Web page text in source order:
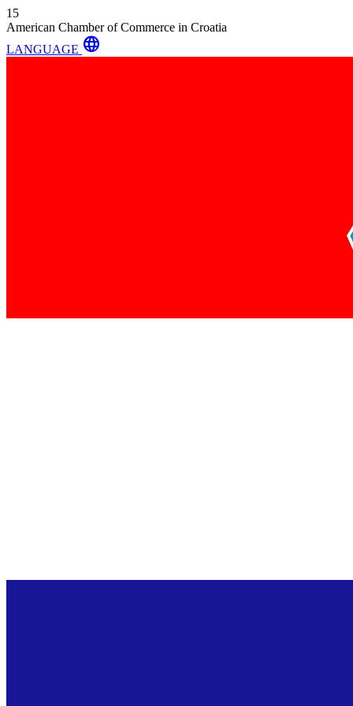
15
American Chamber of Commerce in Croatia
LANGUAGE language